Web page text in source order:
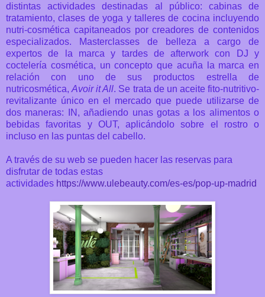
distintas actividades destinadas al público: cabinas de
tratamiento, clases de yoga y talleres de cocina incluyendo
nutri-cosmética capitaneados por creadores de contenidos
especializados. Masterclasses de belleza a cargo de
expertos de la marca y tardes de afterwork con DJ y
coctelería cosmética, un concepto que acuña la marca en
relación con uno de sus productos estrella de
nutricosmética,Avoir it All. Se trata de un aceite fito-nutritivo-
revitalizante único en el mercado que puede utilizarse de
dos maneras: IN, añadiendo unas gotas a los alimentos o
bebidas favoritas y OUT, aplicándolo sobre el rostro o
incluso en las puntas del cabello.
A través de su web se pueden hacer las reservas para
disfrutar de todas estas
actividades https://www.ulebeauty.com/es-es/pop-up-madrid